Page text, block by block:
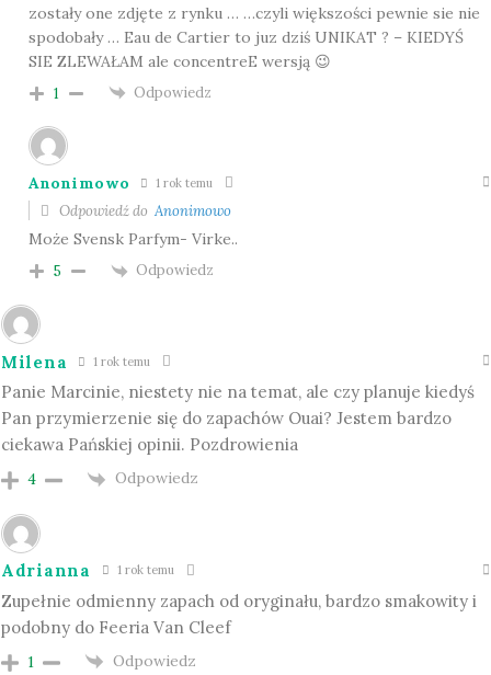
zostały one zdjęte z rynku … …czyli większości pewnie sie nie
spodobały … Eau de Cartier to juz dziś UNIKAT ? – KIEDYŚ
SIE ZLEWAŁAM ale concentreE wersją 😉
1 Odpowiedz
Anonimowo 1 rok temu
Odpowiedź do Anonimowo
Może Svensk Parfym- Virke..
5 Odpowiedz
Milena 1 rok temu
Panie Marcinie, niestety nie na temat, ale czy planuje kiedyś
Pan przymierzenie się do zapachów Ouai? Jestem bardzo
ciekawa Pańskiej opinii. Pozdrowienia
4 Odpowiedz
Adrianna 1 rok temu
Zupełnie odmienny zapach od oryginału, bardzo smakowity i
podobny do Feeria Van Cleef
1 Odpowiedz